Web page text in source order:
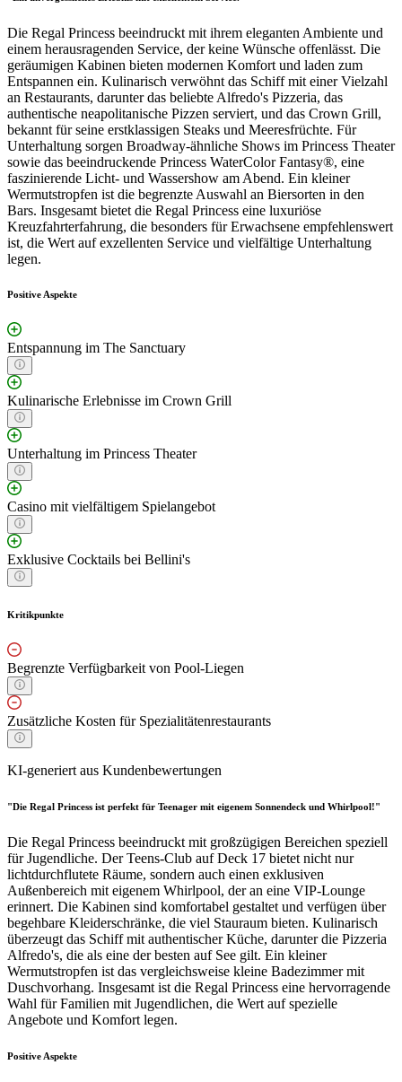
Die Regal Princess beeindruckt mit ihrem eleganten Ambiente und
einem herausragenden Service, der keine Wünsche offenlässt. Die
geräumigen Kabinen bieten modernen Komfort und laden zum
Entspannen ein. Kulinarisch verwöhnt das Schiff mit einer Vielzahl
an Restaurants, darunter das beliebte Alfredo's Pizzeria, das
authentische neapolitanische Pizzen serviert, und das Crown Grill,
bekannt für seine erstklassigen Steaks und Meeresfrüchte. Für
Unterhaltung sorgen Broadway-ähnliche Shows im Princess Theater
sowie das beeindruckende Princess WaterColor Fantasy®, eine
faszinierende Licht- und Wassershow am Abend. Ein kleiner
Wermutstropfen ist die begrenzte Auswahl an Biersorten in den
Bars. Insgesamt bietet die Regal Princess eine luxuriöse
Kreuzfahrterfahrung, die besonders für Erwachsene empfehlenswert
ist, die Wert auf exzellenten Service und vielfältige Unterhaltung
legen.
Positive Aspekte
Entspannung im The Sanctuary
Kulinarische Erlebnisse im Crown Grill
Unterhaltung im Princess Theater
Casino mit vielfältigem Spielangebot
Exklusive Cocktails bei Bellini's
Kritikpunkte
Begrenzte Verfügbarkeit von Pool-Liegen
Zusätzliche Kosten für Spezialitätenrestaurants
KI-generiert aus Kundenbewertungen
"Die Regal Princess ist perfekt für Teenager mit eigenem Sonnendeck und Whirlpool!"
Die Regal Princess beeindruckt mit großzügigen Bereichen speziell
für Jugendliche. Der Teens-Club auf Deck 17 bietet nicht nur
lichtdurchflutete Räume, sondern auch einen exklusiven
Außenbereich mit eigenem Whirlpool, der an eine VIP-Lounge
erinnert. Die Kabinen sind komfortabel gestaltet und verfügen über
begehbare Kleiderschränke, die viel Stauraum bieten. Kulinarisch
überzeugt das Schiff mit authentischer Küche, darunter die Pizzeria
Alfredo's, die als eine der besten auf See gilt. Ein kleiner
Wermutstropfen ist das vergleichsweise kleine Badezimmer mit
Duschvorhang. Insgesamt ist die Regal Princess eine hervorragende
Wahl für Familien mit Jugendlichen, die Wert auf spezielle
Angebote und Komfort legen.
Positive Aspekte